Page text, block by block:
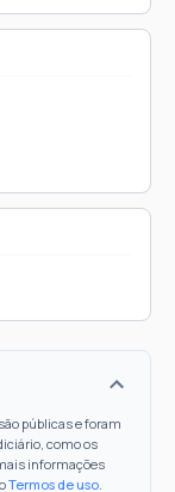
públicas e foram
como os
informações
Termos de uso.